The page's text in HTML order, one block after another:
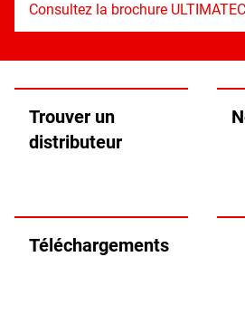
Consultez la brochure
Trouver un
distributeur
Téléchargements